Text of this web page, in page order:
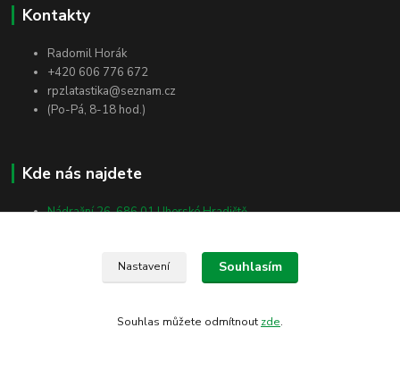
Kontakty
Radomil Horák
+420 606 776 672
rpzlatastika@seznam.cz
(Po-Pá, 8-18 hod.)
Kde nás najdete
Nádražní 26, 686 01 Uherské Hradiště
Masarykova 138, 698 01 Veselí nad Moravou
Nastavení Souhlasím
Souhlas můžete odmítnout zde.